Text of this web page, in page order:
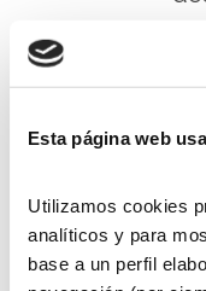
Esta página web
Utilizamos cookies
analíticos y para
base a un perfil